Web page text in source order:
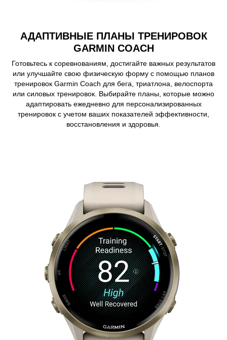
АДАПТИВНЫЕ ПЛАНЫ ТРЕНИРОВОК
GARMIN COACH
Готовьтесь к соревнованиям, достигайте важных результатов
или улучшайте свою физическую форму с помощью планов
тренировок Garmin Coach для бега, триатлона, велоспорта
или силовых тренировок. Выбирайте планы, которые можно
адаптировать ежедневно для персонализированных
тренировок с учетом ваших показателей эффективности,
восстановления и здоровья.